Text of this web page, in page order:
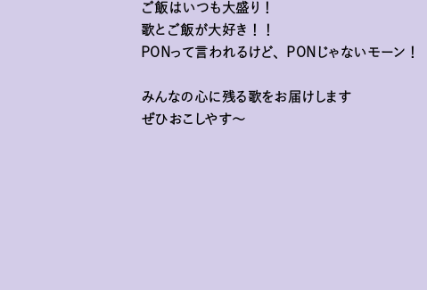
ご飯はいつも大盛り！
歌とご飯が大好き！！
PONって言われるけど、PONじゃないモーン！
みんなの心に残る歌をお届けします
ぜひおこしやす〜